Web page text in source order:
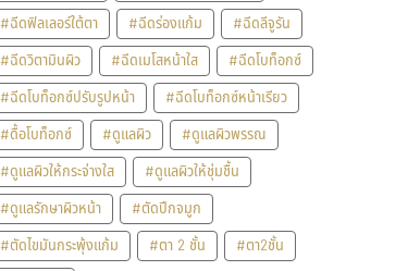
#ฉีดฟิลเลอร์ใต้ตา
#ฉีดร่องแก้ม
#ฉีดลีจูรัน
#ฉีดวิตามินผิว
#ฉีดเมโสหน้าใส
#ฉีดโบท็อกซ์
#ฉีดโบท็อกซ์ปรับรูปหน้า
#ฉีดโบท็อกซ์หน้าเรียว
#ดื้อโบท็อกซ์
#ดูแลผิว
#ดูแลผิวพรรณ
#ดูแลผิวให้กระจ่างใส
#ดูแลผิวให้ชุ่มชื้น
#ดูแลรักษาผิวหน้า
#ตัดปีกจมูก
#ตัดไขมันกระพุ้งแก้ม
#ตา 2 ชั้น
#ตา2ชั้น